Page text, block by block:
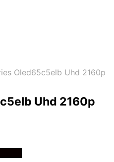
Oled65c5elb Uhd 2160p
Uhd 2160p